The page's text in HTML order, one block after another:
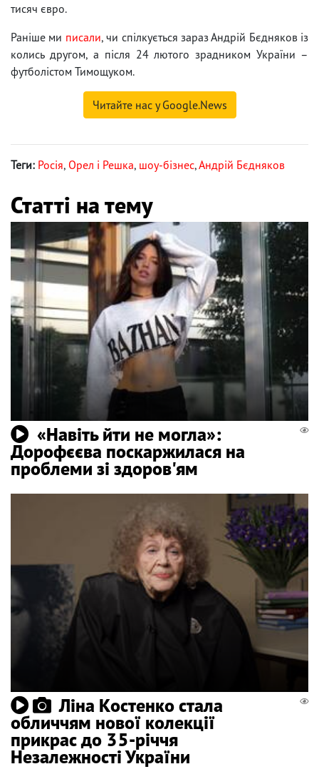
тисяч євро.
Раніше ми писали, чи спілкується зараз Андрій Бєдняков із
колись другом, а після 24 лютого зрадником України –
футболістом Тимощуком.
Читайте нас у Google.News
Теги: Росія, Орел і Решка, шоу-бізнес,Андрій Бєдняков
Статті на тему
«Навіть йти не могла»:
Дорофєєва поскаржилася на
проблеми зі здоров'ям
Ліна Костенко стала
обличчям нової колекції
прикрас до 35-річчя
Незалежності України